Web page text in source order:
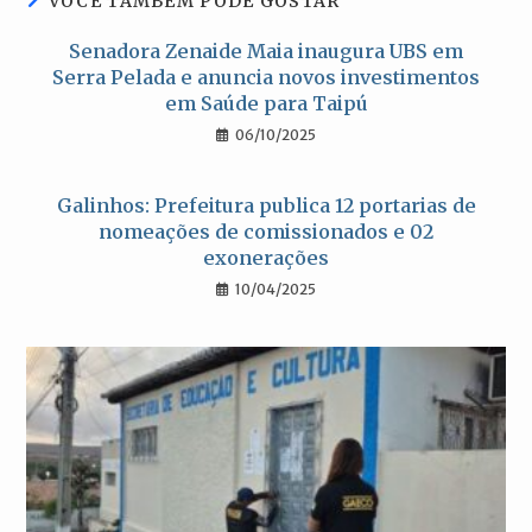
Senadora Zenaide Maia inaugura UBS em
Serra Pelada e anuncia novos investimentos
em Saúde para Taipú
06/10/2025
Galinhos: Prefeitura publica 12 portarias de
nomeações de comissionados e 02
exonerações
10/04/2025